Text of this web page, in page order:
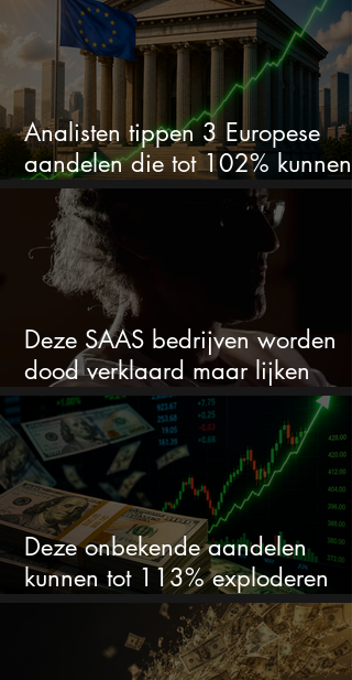
Analisten tippen 3 Europese
aandelen die tot 102% kunnen
stijgen
Deze SAAS bedrijven worden
dood verklaard maar lijken
springlevend
Deze onbekende aandelen
kunnen tot 113% exploderen
(één springt eruit)